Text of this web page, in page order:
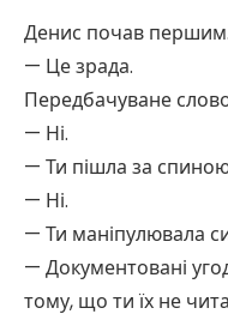
Денис почав першим.
— Це зрада.
Передбачуване
— Ні.
— Ти пішла за
— Ні.
— Ти маніпулювала
— Документовані
тому, що ти їх не